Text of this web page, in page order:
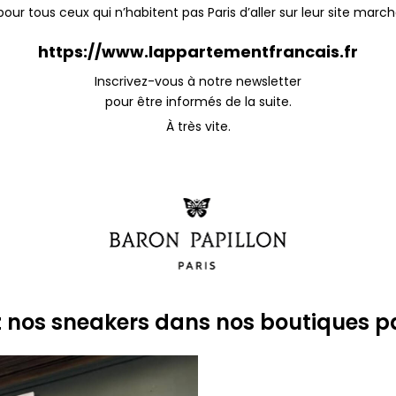
tous ceux qui n’habitent pas Paris d’aller sur leur site
https://www.lappartementfrancais.fr
Inscrivez-vous à notre newsletter
pour être informés de la suite.
À très vite.
nos sneakers dans nos boutiques